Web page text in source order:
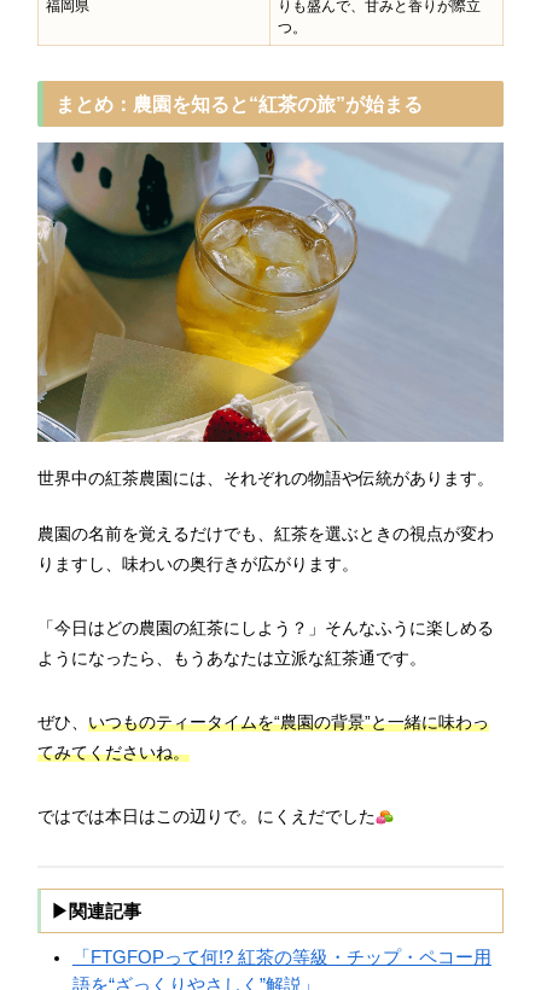
福岡県
りも盛んで、甘みと香りが際立
つ。
まとめ：農園を知ると“紅茶の旅”が始まる
世界中の紅茶農園には、それぞれの物語や伝統があります。
農園の名前を覚えるだけでも、紅茶を選ぶときの視点が変わ
りますし、味わいの奥行きが広がります。
「今日はどの農園の紅茶にしよう？」そんなふうに楽しめる
ようになったら、もうあなたは立派な紅茶通です。
ぜひ、 いつものティータイムを“農園の背景”と一緒に味わっ
てみてくださいね。
ではでは本日はこの辺りで。にくえだでした
▶関連記事
「FTGFOPって何!? 紅茶の等級・チップ・ペコー用
語を“ざっくりやさしく”解説」